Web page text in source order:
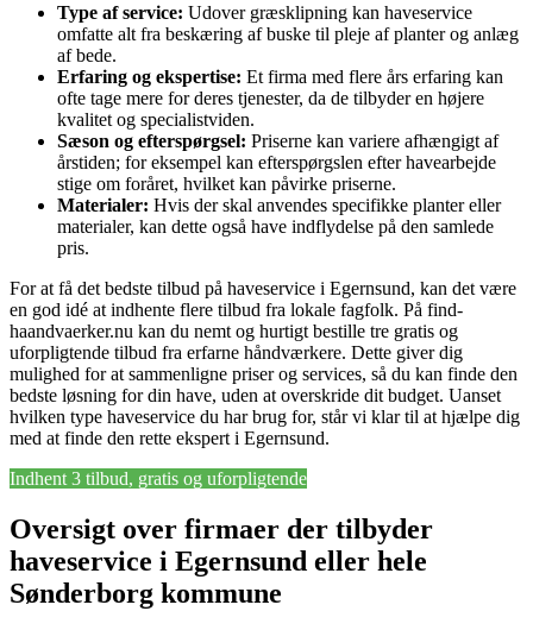
Type af service: Udover græsklipning kan haveservice
omfatte alt fra beskæring af buske til pleje af planter og anlæg
af bede.
Erfaring og ekspertise: Et firma med flere års erfaring kan
ofte tage mere for deres tjenester, da de tilbyder en højere
kvalitet og specialistviden.
Sæson og efterspørgsel: Priserne kan variere afhængigt af
årstiden; for eksempel kan efterspørgslen efter havearbejde
stige om foråret, hvilket kan påvirke priserne.
Materialer: Hvis der skal anvendes specifikke planter eller
materialer, kan dette også have indflydelse på den samlede
pris.
For at få det bedste tilbud på haveservice i Egernsund, kan det være
en god idé at indhente flere tilbud fra lokale fagfolk. På find-
haandvaerker.nu kan du nemt og hurtigt bestille tre gratis og
uforpligtende tilbud fra erfarne håndværkere. Dette giver dig
mulighed for at sammenligne priser og services, så du kan finde den
bedste løsning for din have, uden at overskride dit budget. Uanset
hvilken type haveservice du har brug for, står vi klar til at hjælpe dig
med at finde den rette ekspert i Egernsund.
Indhent 3 tilbud, gratis og uforpligtende
Oversigt over firmaer der tilbyder
haveservice i Egernsund eller hele
Sønderborg kommune